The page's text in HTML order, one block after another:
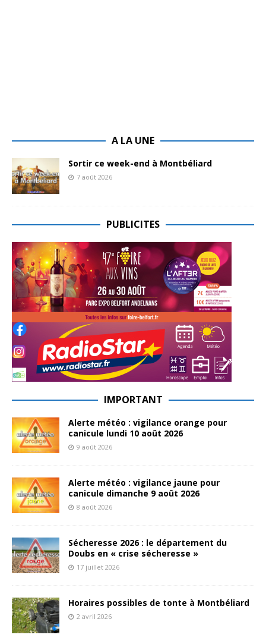
A LA UNE
Sortir ce week-end à Montbéliard
7 août 2026
PUBLICITES
IMPORTANT
Alerte météo : vigilance orange pour
canicule lundi 10 août 2026
9 août 2026
Alerte météo : vigilance jaune pour
canicule dimanche 9 août 2026
8 août 2026
Sécheresse 2026 : le département du
Doubs en « crise sécheresse »
17 juillet 2026
Horaires possibles de tonte à Montbéliard
2 avril 2026